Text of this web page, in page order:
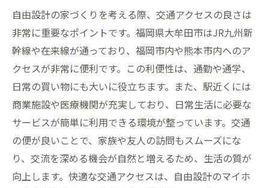
自由設計の家づくりを考える際、交通アクセスの良さは
非常に重要なポイントです。福岡県大牟田市はJR九州新
幹線や在来線が通っており、福岡市内や熊本市内へのア
クセスが非常に便利です。この利便性は、通勤や通学、
日常の買い物にも大いに役立ちます。また、駅近くには
商業施設や医療機関が充実しており、日常生活に必要な
サービスが簡単に利用できる環境が整っています。交通
の便が良いことで、家族や友人の訪問もスムーズにな
り、交流を深める機会が自然と増えるため、生活の質が
向上します。快適な交通アクセスは、自由設計のマイホ